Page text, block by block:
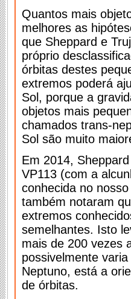
Quantos mais
melhores as
que Sheppard e
próprio
órbitas destes
extremos poderá
Sol, porque a
objetos mais
chamados trans-
Sol são muito
Em 2014,
VP113 (com a
conhecida no
também notaram
extremos
semelhantes. Isto
mais de 200 vezes
possivelmente
Neptuno, está a
de órbitas.